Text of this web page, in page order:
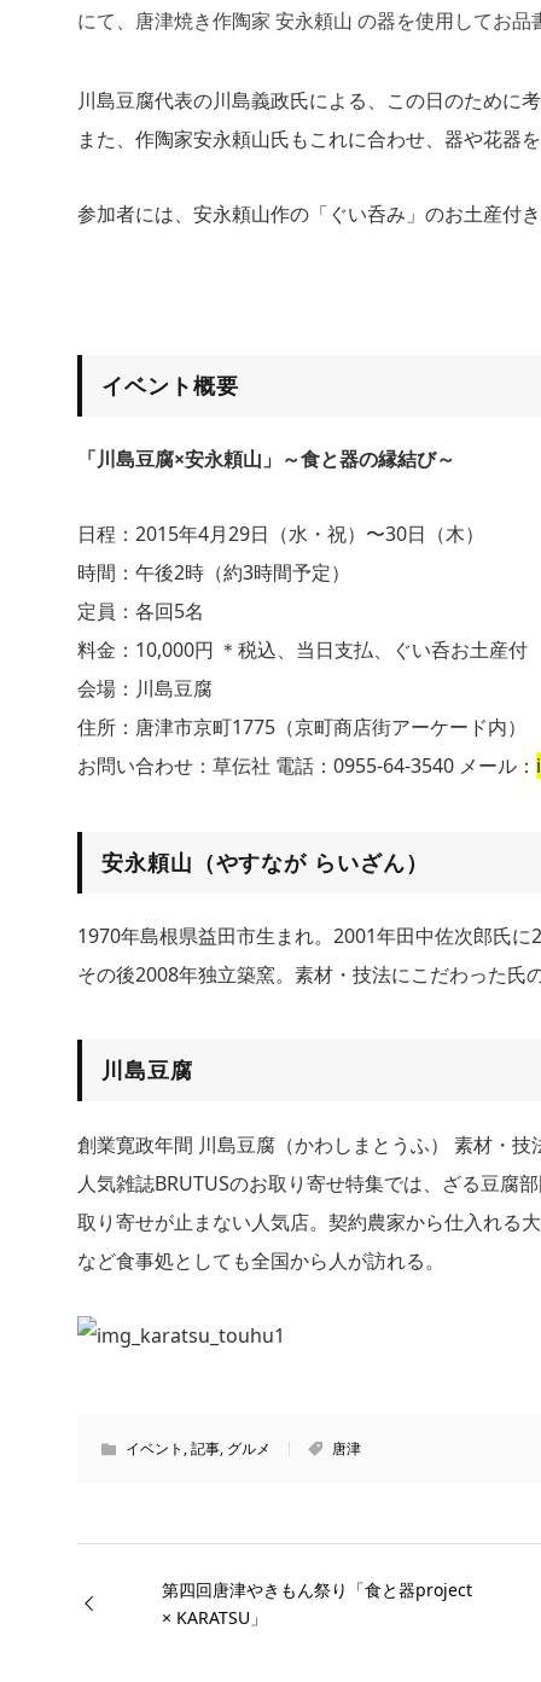
にて、唐津焼き作陶家 安永頼山 の器を使用してお品
川島豆腐代表の川島義政氏による、この日のために
また、作陶家安永頼山氏もこれに合わせ、器や花器
参加者には、安永頼山作の「ぐい呑み」のお土産付
イベント概要
「川島豆腐×安永頼山」～食と器の縁結び～
日程：2015年4月29日（水・祝）〜30日（木）
時間：午後2時（約3時間予定）
定員：各回5名
料金：10,000円 ＊税込、当日支払、ぐい呑お土産付
会場：川島豆腐
住所：唐津市京町1775（京町商店街アーケード内）
お問い合わせ：草伝社 電話：0955-64-3540 メール：
安永頼山（やすなが らいざん）
1970年島根県益田市生まれ。2001年田中佐次郎氏
その後2008年独立築窯。素材・技法にこだわった氏
川島豆腐
創業寛政年間 川島豆腐（かわしまとうふ） 素材・
人気雑誌BRUTUSのお取り寄せ特集では、ざる豆腐
取り寄せが止まない人気店。契約農家から仕入れる
など食事処としても全国から人が訪れる。
イベント ,記事, グルメ 唐津
第四回唐津やきもん祭り「食と器project
× KARATSU」